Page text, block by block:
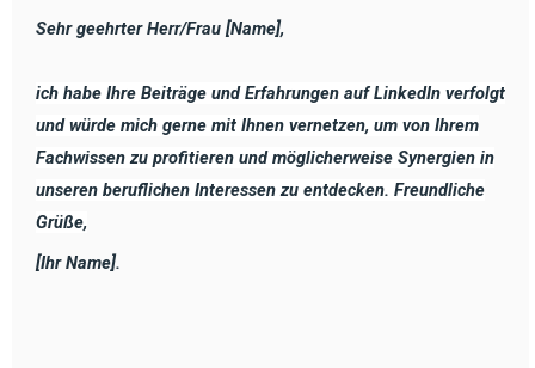
Sehr geehrter Herr/Frau [Name],
ich habe Ihre Beiträge und Erfahrungen auf LinkedIn verfolgt
und würde mich gerne mit Ihnen vernetzen, um von Ihrem
Fachwissen zu profitieren und möglicherweise Synergien in
unseren beruflichen Interessen zu entdecken. Freundliche
Grüße,
[Ihr Name].